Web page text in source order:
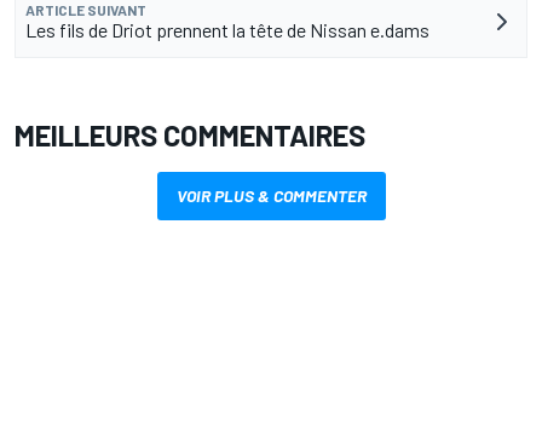
ARTICLE SUIVANT
Les fils de Driot prennent la tête de Nissan e.dams
MEILLEURS COMMENTAIRES
VOIR PLUS & COMMENTER